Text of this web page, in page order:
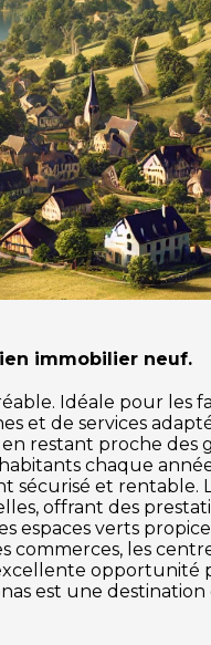
immobilier neuf.
Idéale pour les
de services
restant proche des
chaque
sécurisé et rentable.
offrant des
espaces verts
commerces, les
est une